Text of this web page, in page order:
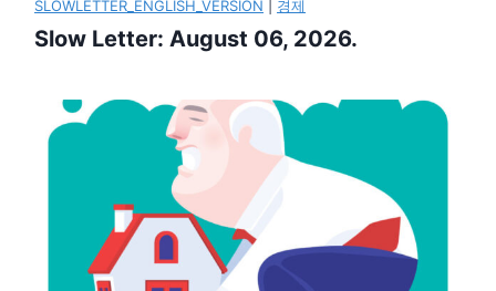
SLOWLETTER_ENGLISH_VERSION 경제
Slow Letter: August 06, 2026.